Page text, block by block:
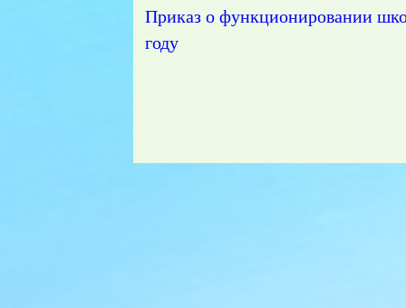
Приказ о функционировании
году